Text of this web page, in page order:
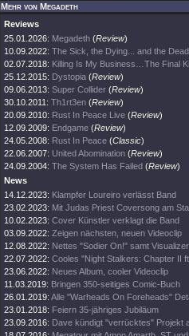
Mehr von Megadeth
Reviews
25.01.2026: Megadeth (Review)
10.09.2022: The Sick, the Dying... and the
02.07.2018: Killing Is My Business…The Final
25.12.2015: Dystopia (Review)
09.06.2013: Super Collider (Review)
30.10.2011: Th1rt3en (Review)
20.09.2010: Rust In Peace Live (Review)
12.09.2009: Endgame (Review)
24.05.2008: Rust In Peace (Classic)
22.06.2007: United Abomination (Review)
24.09.2004: The System Has Failed (Review)
News
14.12.2023: Klampfer Loureiro verlässt Band
23.02.2023: Mit Judas Priest Coversong am
10.02.2023: Cover Künstler verklagt die Band
03.09.2022: Zeigen nächsten, neuen Videoclip
12.08.2022: Nettes "Sodier On!" samt Visualizer
22.07.2022: Cooles "Night Stalkers: Chapter II
23.06.2022: Neues Album, cooler Videoclip
11.03.2019: Bringen 350-seitiges Comic-Buch
26.01.2019: Alle "Warheads On Foreheads"
23.01.2018: Feiern 35-jähriges Jubiläum
23.09.2016: Dave kündigt "verrücktes" Projekt